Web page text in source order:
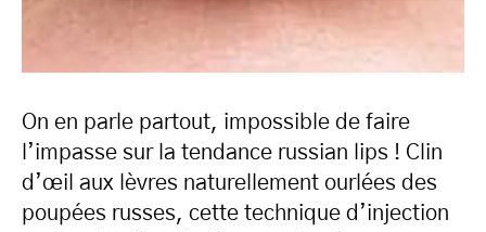
On en parle partout, impossible de faire
l’impasse sur la tendance russian lips ! Clin
d’œil aux lèvres naturellement ourlées des
poupées russes, cette technique d’injection